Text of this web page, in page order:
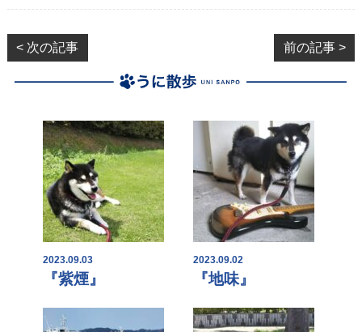
< 次の記事 前の記事 >
2023.09.03
『紫煙』
2023.09.02
『地味』